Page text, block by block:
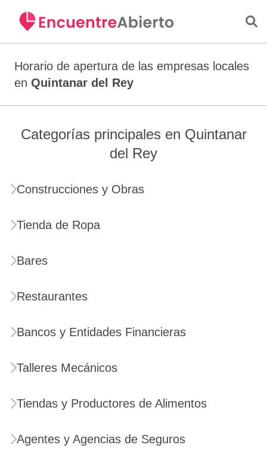
Horario de apertura de las empresas locales
en Quintanar del Rey
Categorías principales en Quintanar
del Rey
Construcciones y Obras
Tienda de Ropa
Bares
Restaurantes
Bancos y Entidades Financieras
Talleres Mecánicos
Tiendas y Productores de Alimentos
Agentes y Agencias de Seguros